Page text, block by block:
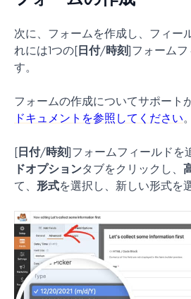
次に、フォームを作成し、フィー
れには1つの[日付/時刻]フォーム
す。
フォームの作成についてサポート
ドキュメントを参照してください。
[日付/時刻]フォームフィールドを
ドオプションタブをクリックし、
て、 形式を選択し、新しい形式を